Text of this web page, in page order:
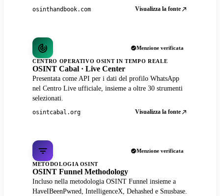
osinthandbook.com Visualizza la fonte
Menzione verificata
CENTRO OPERATIVO OSINT IN TEMPO REALE
OSINT Cabal · Live Center
Presentata come API per i dati del profilo WhatsApp
nel Centro Live ufficiale, insieme a oltre 30 strumenti
selezionati.
osintcabal.org Visualizza la fonte
Menzione verificata
METODOLOGIA OSINT
OSINT Funnel Methodology
Incluso nella metodologia OSINT Funnel insieme a
HaveIBeenPwned, IntelligenceX, Dehashed e Snusbase.